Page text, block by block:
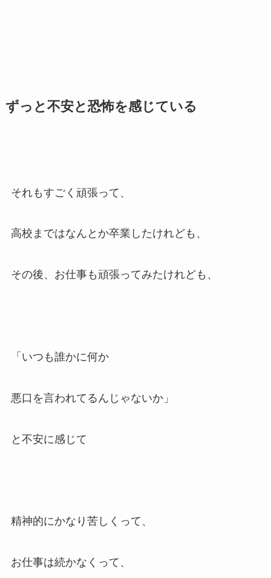
ずっと不安と恐怖を感じている
それもすごく頑張って、
高校まではなんとか卒業したけれども、
その後、お仕事も頑張ってみたけれども、
「いつも誰かに何か
悪口を言われてるんじゃないか」
と不安に感じて
精神的にかなり苦しくって、
お仕事は続かなくって、